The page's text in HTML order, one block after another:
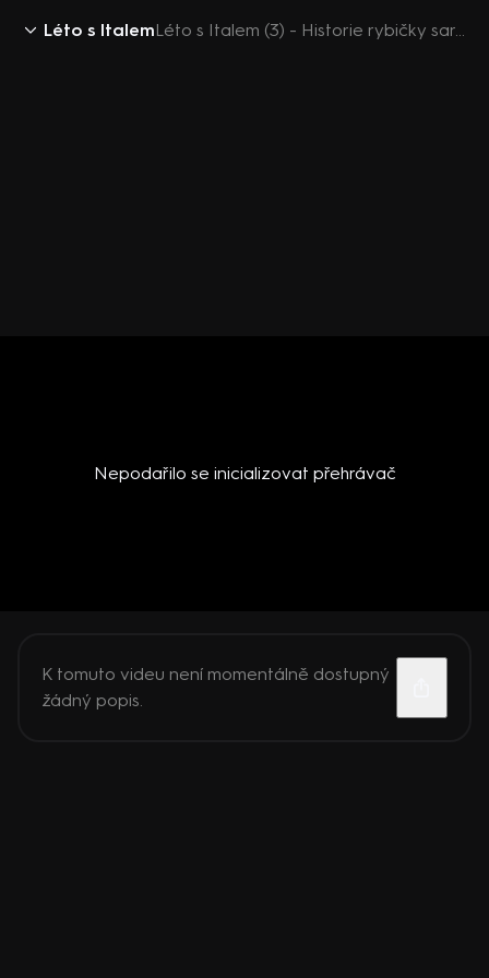
Léto s Italem Léto s Italem (3) - Historie rybičky saraghina
Nepodařilo se inicializovat přehrávač
K tomuto videu není momentálně dostupný
žádný popis.